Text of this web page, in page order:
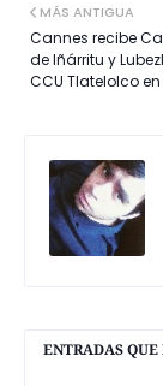
MÁS ANTIGUA
Cannes recibe
de Iñárritu y
CCU Tlatelolco
ENTRADAS